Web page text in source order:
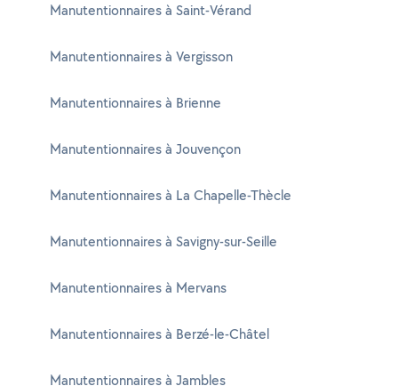
Manutentionnaires à Saint-Vérand
Manutentionnaires à Vergisson
Manutentionnaires à Brienne
Manutentionnaires à Jouvençon
Manutentionnaires à La Chapelle-Thècle
Manutentionnaires à Savigny-sur-Seille
Manutentionnaires à Mervans
Manutentionnaires à Berzé-le-Châtel
Manutentionnaires à Jambles